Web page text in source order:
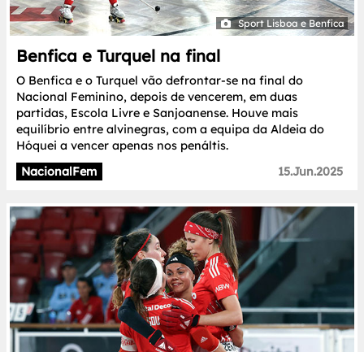
Sport Lisboa e Benfica
Benfica e Turquel na final
O Benfica e o Turquel vão defrontar-se na final do
Nacional Feminino, depois de vencerem, em duas
partidas, Escola Livre e Sanjoanense. Houve mais
equilíbrio entre alvinegras, com a equipa da Aldeia do
Hóquei a vencer apenas nos penáltis.
NacionalFem
15.Jun.2025